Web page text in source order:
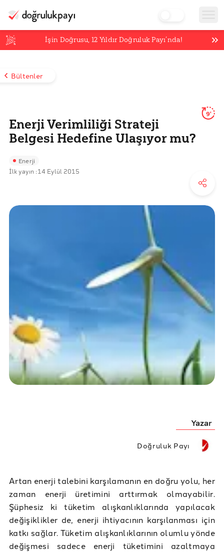
İşin Doğrusu,12 Yıldır Doğruluk Payı’nda!
Bültenler
Enerji Verimliliği Strateji
Belgesi Hedefine Ulaşıyor mu?
9'
Enerji
İlk yayın :14 Eylül 2015
Yazar
Doğruluk Payı
Artan enerji talebini karşılamanın en doğru yolu, her
zaman enerji üretimini arttırmak olmayabilir.
Şüphesiz ki tüketim alışkanlıklarında yapılacak
değişiklikler de, enerji ihtiyacının karşılanması için
katkı sağlar. Tüketim alışkanlıklarının olumlu yönde
değişmesi sadece enerji tüketimini azaltmaya